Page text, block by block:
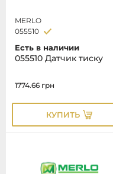
MERLO
055510
Есть в наличии
055510 Датчик тиску
1774.66 грн
КУПИТЬ